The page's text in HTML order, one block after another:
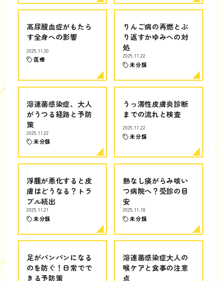
高尿酸血症がもたら
す全身への影響
2025.11.30
医療
りんご病の再燃とぶ
り返すかゆみへの対
処
2025.11.22
未分類
溶連菌感染症、大人
がうつる経路と予防
策
2025.11.22
未分類
うっ滞性皮膚炎診断
までの流れと検査
2025.11.22
未分類
浮腫が悪化すると皮
膚はどうなる？トラ
ブル続出
2025.11.21
未分類
熱なし痰がらみ咳い
つ病院へ？受診の目
安
2025.11.18
未分類
足がパンパンになる
のを防ぐ！日常でで
きる予防策
溶連菌感染症大人の
喉ケアと食事の注意
点